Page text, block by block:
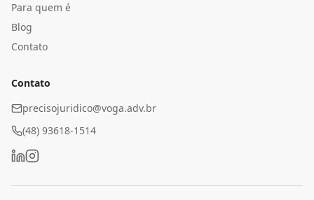
Para quem é
Blog
Contato
Contato
precisojuridico@voga.adv.br
(48) 93618-1514